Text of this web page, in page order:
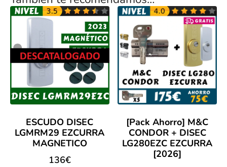
ESCUDO DISEC
LGMRM29 EZCURRA
MAGNETICO
136€
[Pack Ahorro] M&C
CONDOR + DISEC
LG280EZC EZCURRA
[2026]